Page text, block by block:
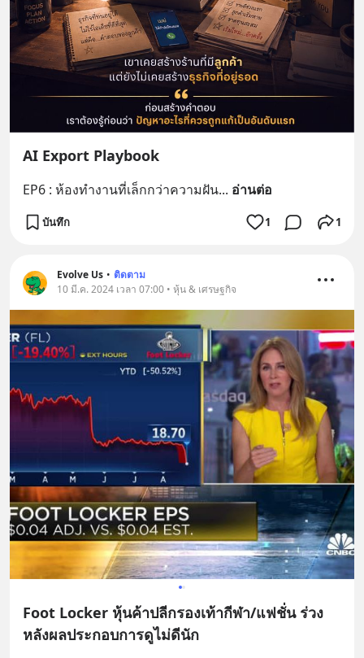
AI Export Playbook
EP6 : ห้องทำงานที่เล็กกว่าความฝัน... อ่านต่อ
บันทึก 1 1
Evolve Us • ติดตาม
10 มี.ค. 2024 เวลา 07:00 • หุ้น & เศรษฐกิจ
Foot Locker หุ้นค้าปลีกรองเท้ากีฬา/แฟชั่น ร่วง
หลังผลประกอบการดูไม่ดีนัก